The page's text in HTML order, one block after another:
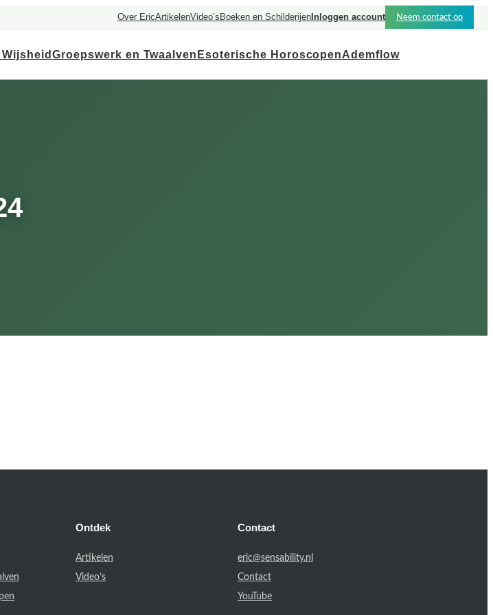
Over EricArtikelenVideo’s Boeken en Schilderijen Inloggen account Neem contact op
Groepswerk en Twaalven Esoterische HoroscopenAdemflow
Ontdek
Artikelen
Video’s
Contact
eric@sensability.nl
Contact
YouTube